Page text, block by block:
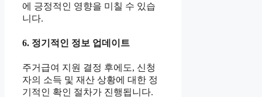
에 긍정적인 영향을 미칠 수 있습
니다.
6. 정기적인 정보 업데이트
주거급여 지원 결정 후에도, 신청
자의 소득 및 재산 상황에 대한 정
기적인 확인 절차가 진행됩니다.